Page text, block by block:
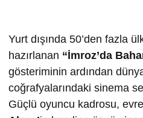
Yurt dışında 50’den fazla
hazırlanan “İmroz’da
gösteriminin ardından
coğrafyalarındaki sinema
Güçlü oyuncu kadrosu,